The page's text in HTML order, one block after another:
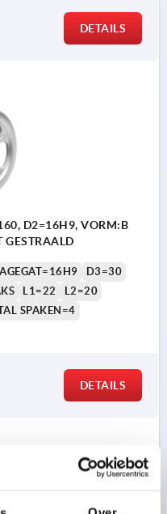
DETAILS
D2=16H9, VORM:B
MAT GESTRAALD
D3=30
L1=22
L2=20
SPAKEN=4
DETAILS